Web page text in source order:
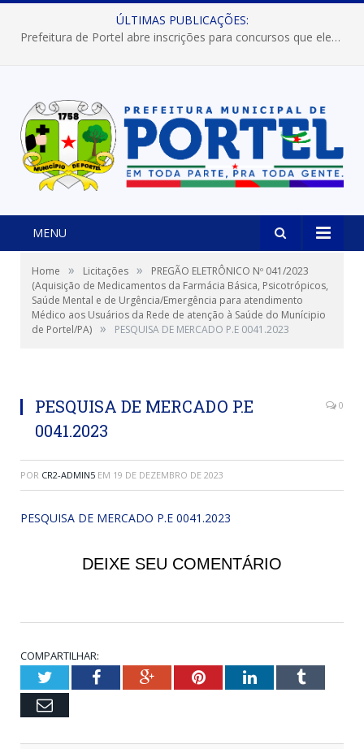
ÚLTIMAS PUBLICAÇÕES:
Prefeitura de Portel abre inscrições para concursos que elegerão os destaques do Verão 2026
MENU
Home » Licitações »
PREGÃO ELETRÔNICO Nº 041/2023
(Aquisição de Medicamentos da Farmácia Básica, Psicotrópicos,
Saúde Mental e de Urgência/Emergência para atendimento
Médico aos Usuários da Rede de atenção à Saúde do Munícipio
de Portel/PA) » PESQUISA DE MERCADO P.E 0041.2023
PESQUISA DE MERCADO P.E
0041.2023
0
POR CR2-ADMIN5 EM 19 DE DEZEMBRO DE 2023
PESQUISA DE MERCADO P.E 0041.2023
DEIXE SEU COMENTÁRIO
COMPARTILHAR:
TwitterFacebookGoogle+PinterestLinkedInTumblr
Email